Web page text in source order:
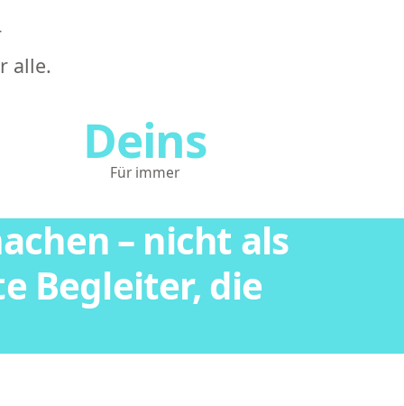
alle.
Deins
Für immer
– nicht als
Begleiter, die